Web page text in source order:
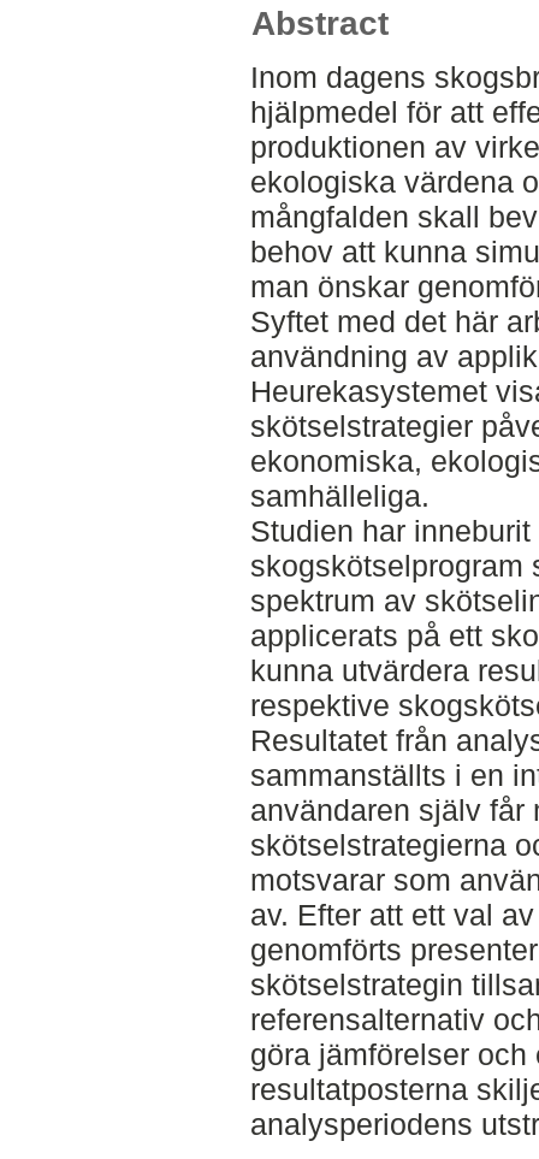
Abstract
Inom dagens
hjälpmedel för att
produktionen av
ekologiska värdena
mångfalden skall
behov att kunna
man önskar
Syftet med det här
användning av
Heurekasystemet
skötselstrategier
ekonomiska,
samhälleliga.
Studien har
skogskötselprogram
spektrum av
applicerats på ett
kunna utvärdera
respektive
Resultatet från
sammanställts i en
användaren själv får
skötselstrategierna
motsvarar som
av. Efter att ett val
genomförts
skötselstrategin
referensalternativ
göra jämförelser
resultatposterna
analysperiodens